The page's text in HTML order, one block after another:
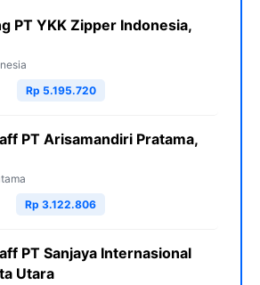
PT YKK Zipper Indonesia,
Rp 5.195.720
PT Arisamandiri Pratama,
Rp 3.122.806
PT Sanjaya Internasional
Utara